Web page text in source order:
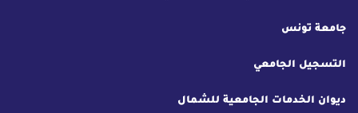
جامعة تونس
التسجيل الجامعي
ديوان الخدمات الجامعية للشمال